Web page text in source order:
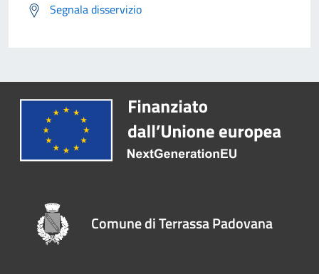
Segnala disservizio
Comune di Terrassa Padovana